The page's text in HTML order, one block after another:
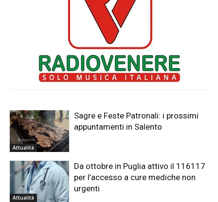
Attualità
Sagre e Feste Patronali: i prossimi
appuntamenti in Salento
Attualità
Da ottobre in Puglia attivo il 116117
per l’accesso a cure mediche non
urgenti